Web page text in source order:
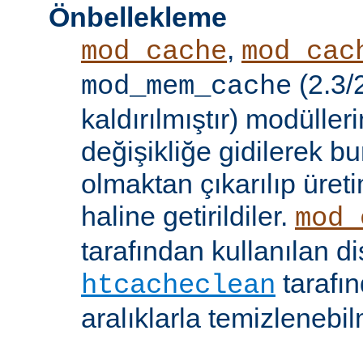
Önbellekleme
mod_cache,
mod_mem_cache (2.3/
kaldırılmıştır)
değişikliğe gidilerek
olmaktan çıkarılıp
haline getirildiler.
tarafından kullanılan
htcacheclean
aralıklarla